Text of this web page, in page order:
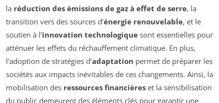
la réduction des émissions de gaz à effet de serre, la
transition vers des sources d’énergie renouvelable, et le
soutien à l’innovation technologique sont essentielles pour
atténuer les effets du réchauffement climatique. En plus,
l’adoption de stratégies d’adaptation permet de préparer les
sociétés aux impacts inévitables de ces changements. Ainsi, la
mobilisation des ressources financières et la sensibilisation
du public demeurent des éléments clés pour garantir une